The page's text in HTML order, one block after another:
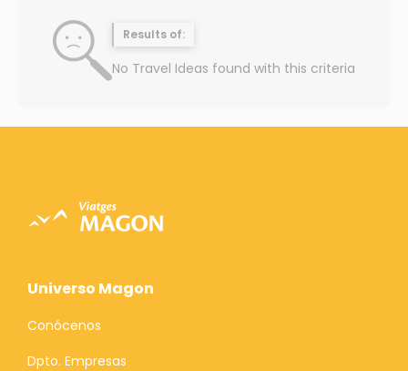
Results of:
No Travel Ideas found with this criteria
Universo Magon
Conócenos
Dpto. Empresas